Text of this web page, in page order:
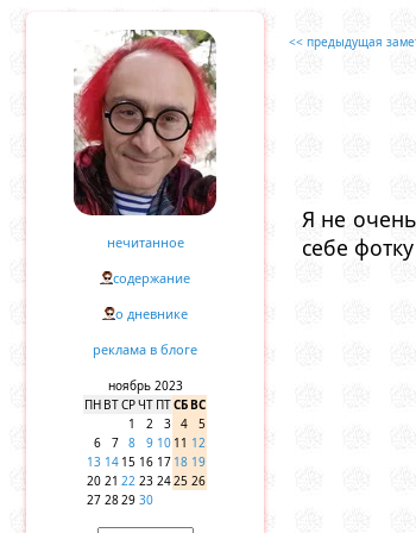
нечитанное
содержание
о дневнике
реклама в блоге
ноябрь 2023
ПН ВТСРЧТ ПТСБВС
1
2 3 4
5
6
7 8 9 10 11 12
13 14 15 16 17 18 19
20 21 22 23 2425 26
27 2829 30
<< предыдущая
Я не
себе